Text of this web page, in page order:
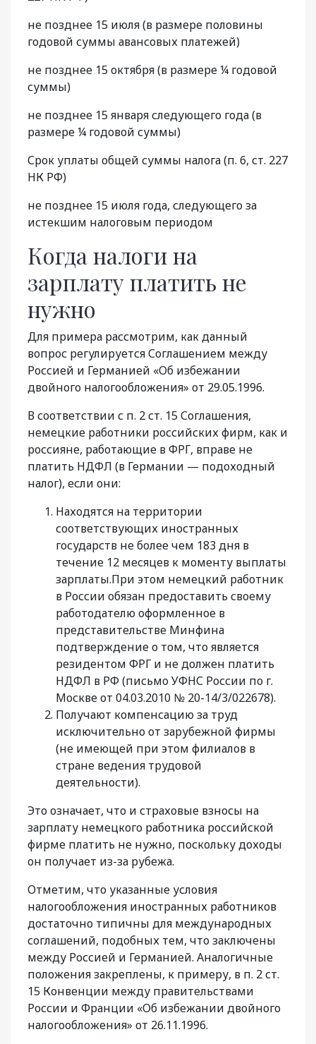
не позднее 15 июля (в размере половины
годовой суммы авансовых платежей)
не позднее 15 октября (в размере ¼ годовой
суммы)
не позднее 15 января следующего года (в
размере ¼ годовой суммы)
Срок уплаты общей суммы налога (п. 6, ст. 227
НК РФ)
не позднее 15 июля года, следующего за
истекшим налоговым периодом
Когда налоги на
зарплату платить не
нужно
Для примера рассмотрим, как данный
вопрос регулируется Соглашением между
Россией и Германией «Об избежании
двойного налогообложения» от 29.05.1996.
В соответствии с п. 2 ст. 15 Соглашения,
немецкие работники российских фирм, как и
россияне, работающие в ФРГ, вправе не
платить НДФЛ (в Германии — подоходный
налог), если они:
Находятся на территории
соответствующих иностранных
государств не более чем 183 дня в
течение 12 месяцев к моменту выплаты
зарплаты.При этом немецкий работник
в России обязан предоставить своему
работодателю оформленное в
представительстве Минфина
подтверждение о том, что является
резидентом ФРГ и не должен платить
НДФЛ в РФ (письмо УФНС России по г.
Москве от 04.03.2010 № 20-14/3/022678).
Получают компенсацию за труд
исключительно от зарубежной фирмы
(не имеющей при этом филиалов в
стране ведения трудовой
деятельности).
Это означает, что и страховые взносы на
зарплату немецкого работника российской
фирме платить не нужно, поскольку доходы
он получает из-за рубежа.
Отметим, что указанные условия
налогообложения иностранных работников
достаточно типичны для международных
соглашений, подобных тем, что заключены
между Россией и Германией. Аналогичные
положения закреплены, к примеру, в п. 2 ст.
15 Конвенции между правительствами
России и Франции «Об избежании двойного
налогообложения» от 26.11.1996.